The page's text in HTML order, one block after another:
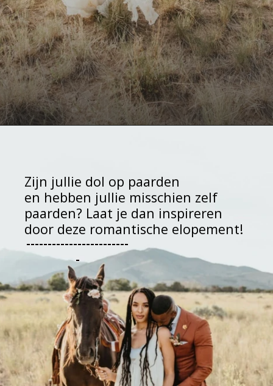
Zijn jullie dol op paarden
en hebben jullie misschien zelf
paarden? Laat je dan inspireren
door deze romantische elopement!
------------------------
-